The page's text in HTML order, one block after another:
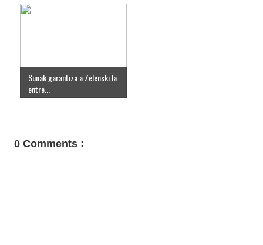
Sunak garantiza a Zelenski la
entre...
0 Comments :